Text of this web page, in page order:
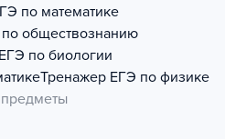
по математике
обществознанию
ЕГЭ по биологии
Тренажер ЕГЭ по физике